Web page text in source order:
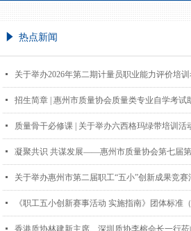
념 热点新闻
넷 关于举办2026年第二期计量员职业能力评价培
넷 招生简章 | 惠州市质量协会质量类专业自学考试
넷 质量骨干必修课 | 关于举办六西格玛绿带培训活
넷
넷 关于举办惠州市第二届职工“五小”创新成果竞赛
넷
넷